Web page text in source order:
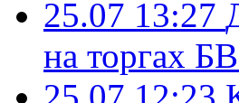
25.07 13:27
на торгах